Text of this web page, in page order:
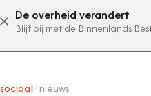
De overheid verandert
Blijf bij met de Binnenlands
sociaal nieuws